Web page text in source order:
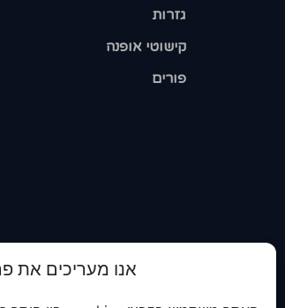
אנו מעריכים את
גזרות
קישוטי אופנה
פורים